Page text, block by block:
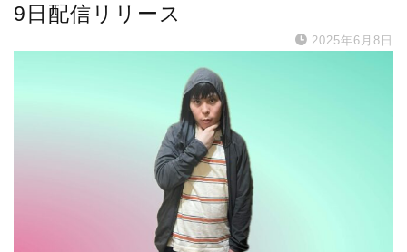
9日配信リリース
2025年6月8日